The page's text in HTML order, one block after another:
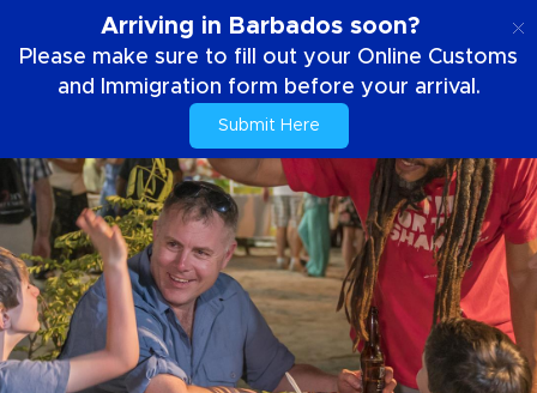
Arriving in Barbados soon?
Please make sure to fill out your Online Customs
and Immigration form before your arrival.
Submit Here